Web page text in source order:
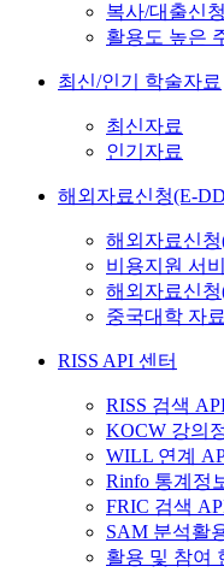
복사/대출신
활용도 높은
최신/인기 학술자료
최신자료
인기자료
해외자료신청(E-
해외자료신
비용지원 서
해외자료신
중국대학 자
RISS API 센터
RISS 검색
KOCW 강의
WILL 연계
Rinfo 통계정
FRIC 검색
SAM 분석활
활용 및 참여